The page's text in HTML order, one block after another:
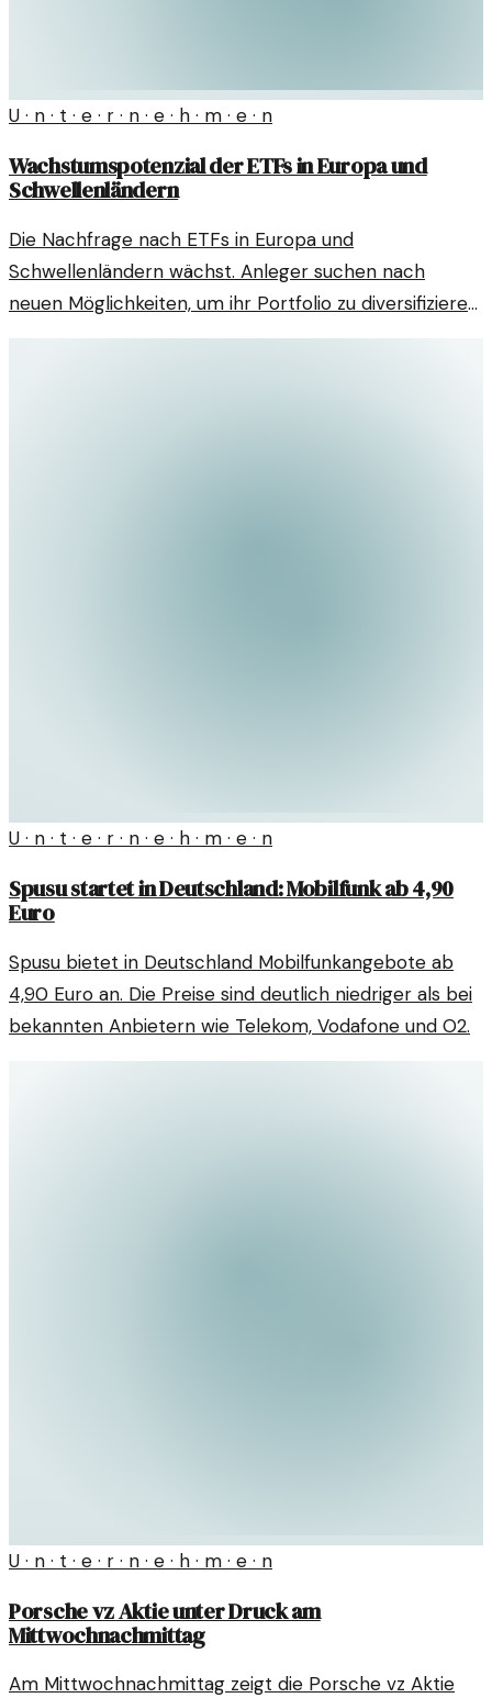
U · n · t · e · r · n · e · h · m · e · n
Wachstumspotenzial der ETFs in Europa und
Schwellenländern
Die Nachfrage nach ETFs in Europa und
Schwellenländern wächst. Anleger suchen nach
neuen Möglichkeiten, um ihr Portfolio zu diversifizieren
und von globalen Trends zu profitieren.
U · n · t · e · r · n · e · h · m · e · n
Spusu startet in Deutschland: Mobilfunk ab 4,90
Euro
Spusu bietet in Deutschland Mobilfunkangebote ab
4,90 Euro an. Die Preise sind deutlich niedriger als bei
bekannten Anbietern wie Telekom, Vodafone und O2.
U · n · t · e · r · n · e · h · m · e · n
Porsche vz Aktie unter Druck am
Mittwochnachmittag
Am Mittwochnachmittag zeigt die Porsche vz Aktie